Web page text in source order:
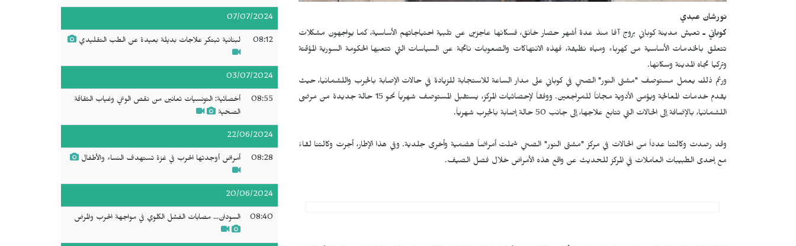
نورشان عبدي
كوباني ـ تعيش مدينة كوباني بروج آفا منذ عدة أشهر حصار خانق، فسكانها عاجزين عن تلبية احتياجاتهم الأساسية، كما يواجهون مشكلات
تتعلق بالخدمات الأساسية من كهرباء ومياه نظيفة، فهذه الانتهاكات والصعوبات ناتجة عن السياسات التي تتعبها الحكومة السورية المؤقتة
وتركيا تجاه المدينة وسكانها.
ورغم ذلك يعمل مستوصف "مشتى النور" الصحي في كوباني على مدار الساعة للاستجابة للزيادة في حالات الإصابة بالجرب واللشمانيا، حيث
يقدم خدمات المعالجة ويؤمن الأدوية مجاناً للمراجعين. ووفقاً لإحصائيات المركز، يستقبل المستوصف شهرياً نحو 15 حالة جديدة من مرضى
اللشمانيا، بالإضافة إلى الحالات التي تتابع علاجها، إلى جانب 50 حالة إصابة بالجرب شهرياً.
وقد رصدت وكالتنا عدداً من الحالات في مركز "مشتى النور" الصحي شملت أمراضاً هضمية وأخرى جلدية. وفي هذا الإطار، أجرت وكالتنا لقاءً
مع إحدى الطبيبات العاملات في المركز للحديث عن واقع هذه الأمراض خلال فصل الصيف.
07/07/2024
08:12 لبنانية تبتكر علاجات بديلة بعيدة عن الطب التقليدي
03/07/2024
08:55
أخصائية: التونسيات تعانين من نقص الوعي وغياب الثقافة
الصحية
22/06/2024
08:28 أمراض أوجدتها الحرب في غزة تستهدف النساء والأطفال
20/06/2024
08:40 السودان... مصابات الفشل الكلوي في مواجهة الحرب والمرض